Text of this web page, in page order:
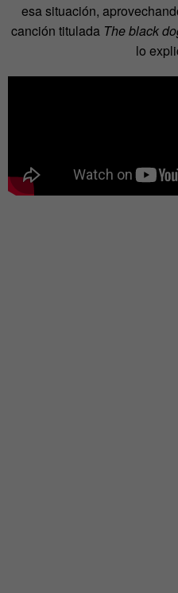
esa situación,
canción titulada The black
lo